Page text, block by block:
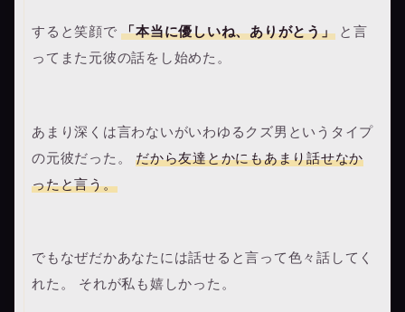
すると笑顔で「本当に優しいね、ありがとう」と言
ってまた元彼の話をし始めた。
あまり深くは言わないがいわゆるクズ男というタイプ
の元彼だった。 だから友達とかにもあまり話せなか
ったと言う。
でもなぜだかあなたには話せると言って色々話してく
れた。 それが私も嬉しかった。